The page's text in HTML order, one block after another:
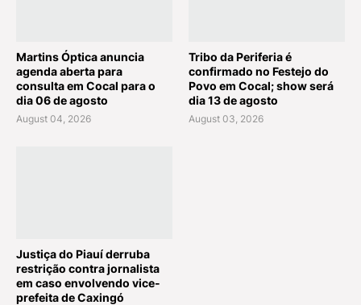
Martins Óptica anuncia
agenda aberta para
consulta em Cocal para o
dia 06 de agosto
August 04, 2026
Tribo da Periferia é
confirmado no Festejo do
Povo em Cocal; show será
dia 13 de agosto
August 03, 2026
Justiça do Piauí derruba
restrição contra jornalista
em caso envolvendo vice-
prefeita de Caxingó